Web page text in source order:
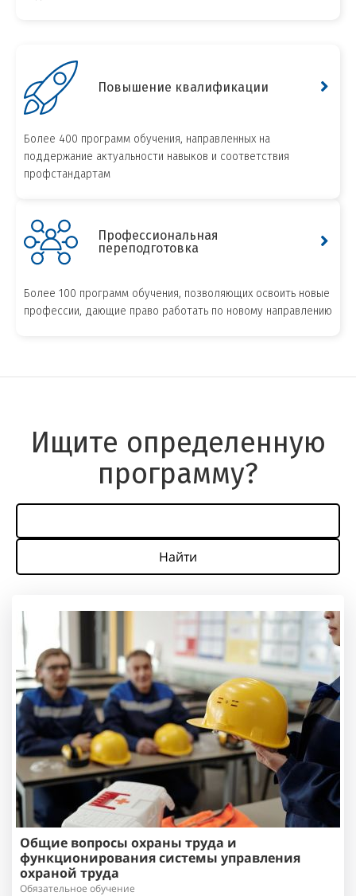
Повышение квалификации
Более 400 программ обучения, направленных на
поддержание актуальности навыков и соответствия
профстандартам
Профессиональная
переподготовка
Более 100 программ обучения, позволяющих освоить новые
профессии, дающие право работать по новому направлению
Ищите определенную
программу?
Найти
Общие вопросы охраны труда и
функционирования системы управления
охраной труда
Обязательное обучение